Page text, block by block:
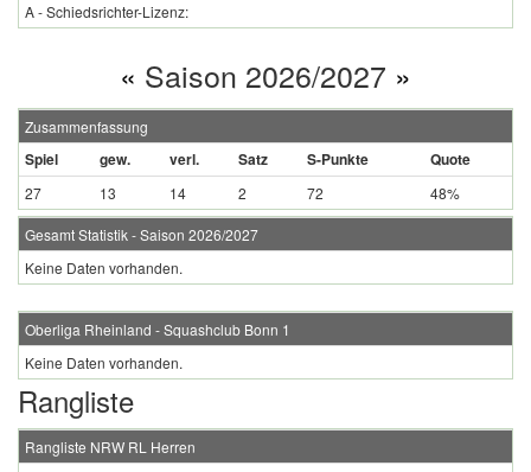
A - Schiedsrichter-Lizenz:
« Saison 2026/2027 »
Zusammenfassung
Spiel gew. verl. Satz S-Punkte Quote
27 13 14 2 72 48%
Gesamt Statistik - Saison 2026/2027
Keine Daten vorhanden.
Oberliga Rheinland - Squashclub Bonn 1
Keine Daten vorhanden.
Rangliste
Rangliste NRW RL Herren